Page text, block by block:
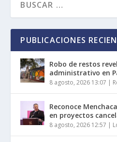
PUBLICACIONES
Robo de restos
administrativo en
8 agosto, 2026 13:07 |
Reconoce
en proyectos
8 agosto, 2026 12:57 |